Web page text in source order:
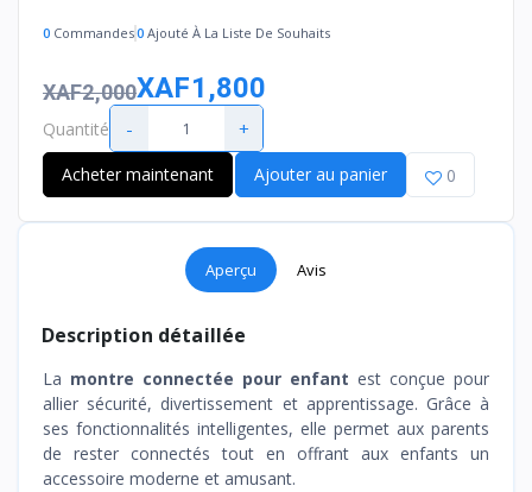
0 Commandes0 Ajouté À La Liste De Souhaits
XAF2,000XAF1,800
Quantité - +
Acheter maintenant Ajouter au panier 0
Aperçu Avis
Description détaillée
La montre connectée pour enfant est conçue pour
allier sécurité, divertissement et apprentissage. Grâce à
ses fonctionnalités intelligentes, elle permet aux parents
de rester connectés tout en offrant aux enfants un
accessoire moderne et amusant.